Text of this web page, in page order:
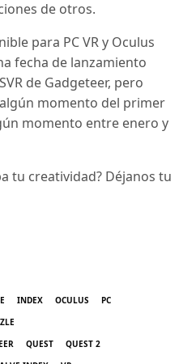
de otros.
para PC VR y Oculus
fecha de lanzamiento
de Gadgeteer, pero
momento del primer
momento entre enero y
tu creatividad? Déjanos tu
INDEX OCULUS
PC
QUEST
QUEST 2